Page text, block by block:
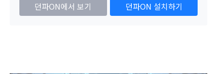
던파ON에서 보기 던파ON 설치하기